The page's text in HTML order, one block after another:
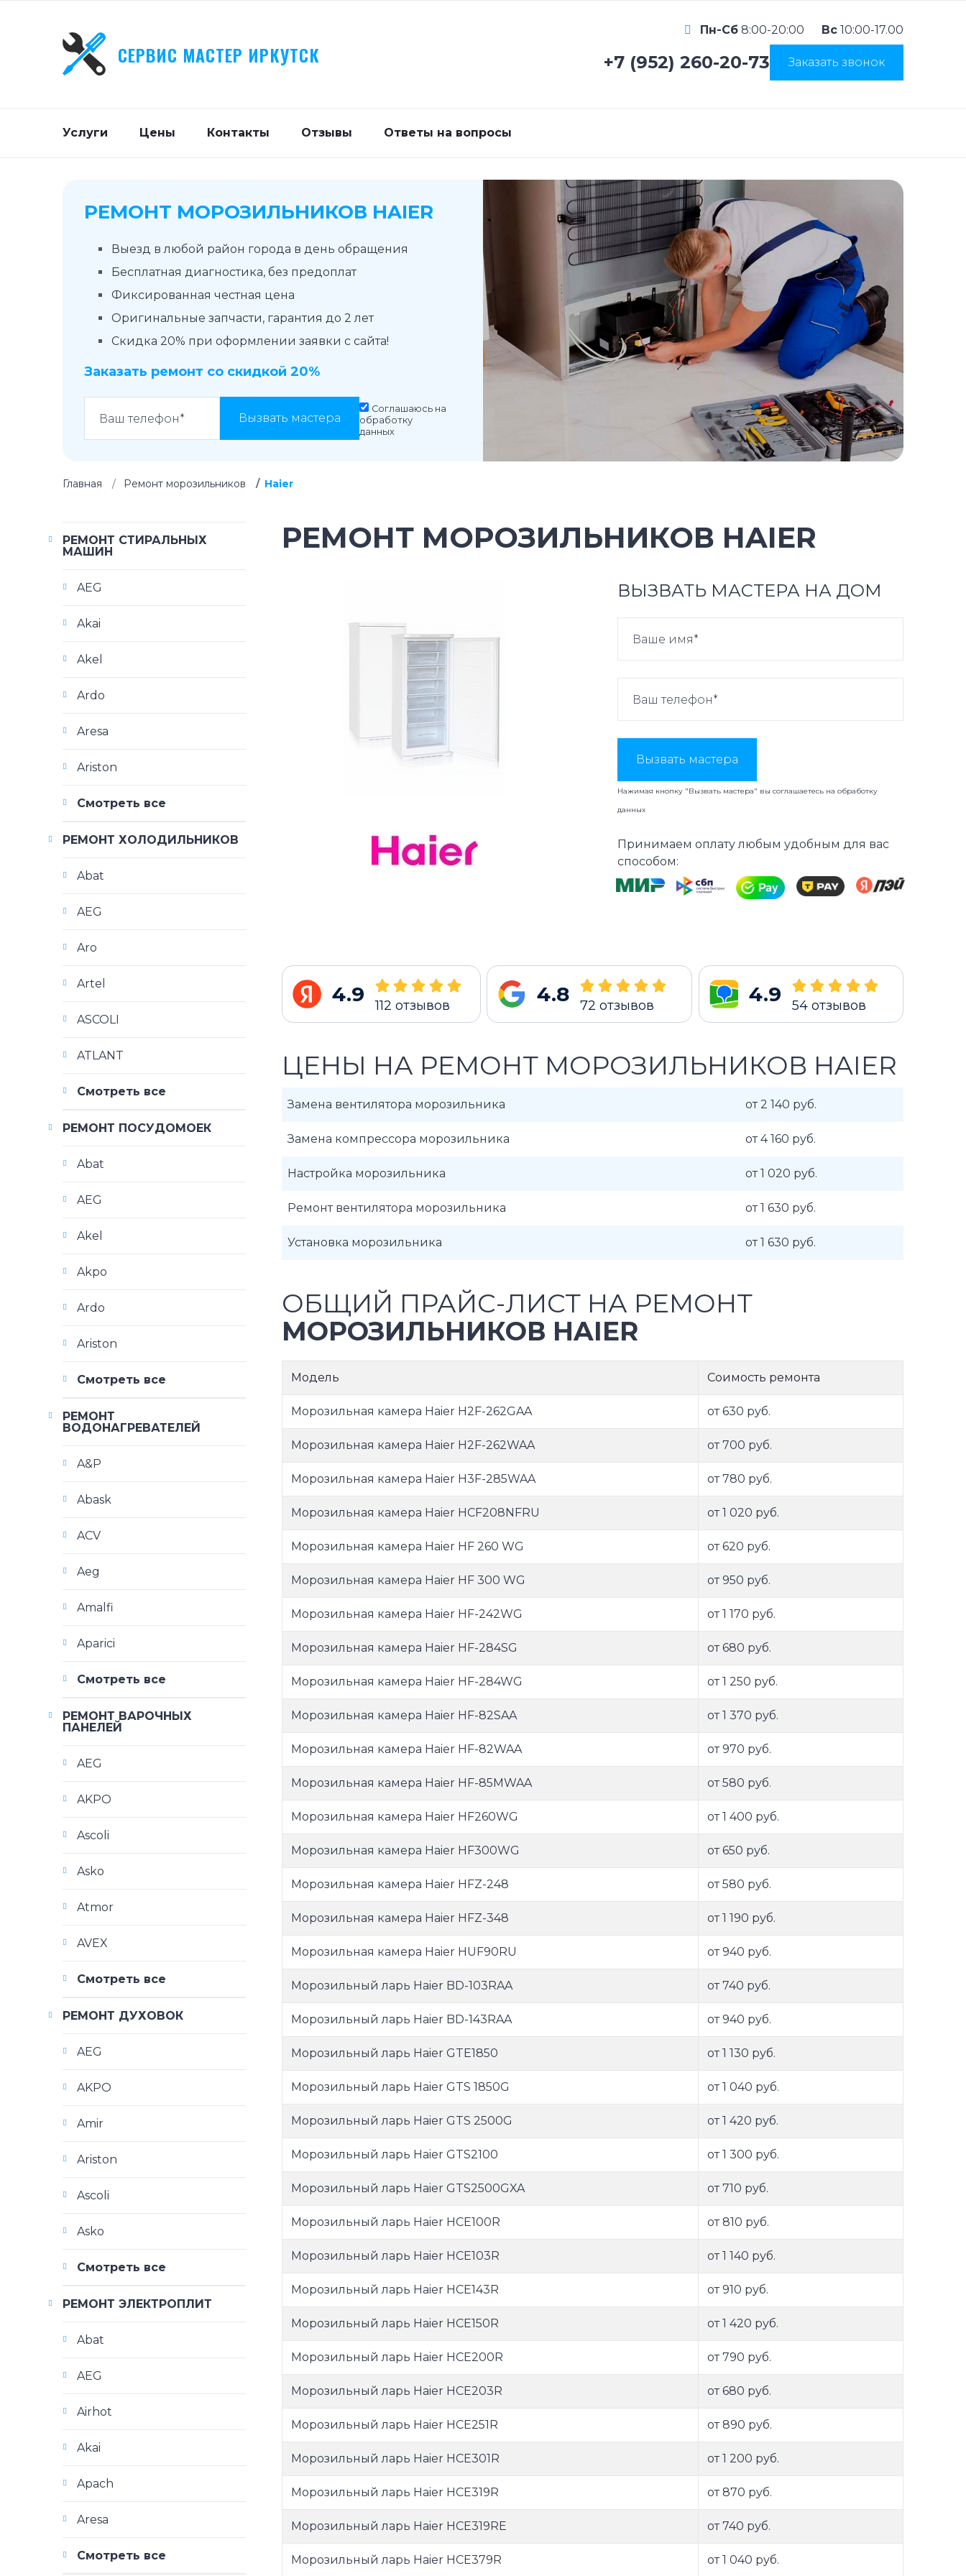
СЕРВИС МАСТЕР ИРКУТСК
Пн-Сб 8:00-20:00 Вс 10:00-17.00
+7 (952) 260-20-73 Заказать звонок
Услуги Цены Контакты Отзывы Ответы на вопросы
РЕМОНТ МОРОЗИЛЬНИКОВ HAIER
Выезд в любой район города в день обращения
Бесплатная диагностика, без предоплат
Фиксированная честная цена
Оригинальные запчасти, гарантия до 2 лет
Скидка 20% при оформлении заявки с сайта!
Заказать ремонт со скидкой 20%
Вызвать мастера
Соглашаюсь на
обработку
данных
Главная Ремонт морозильников Haier
РЕМОНТ МОРОЗИЛЬНИКОВ HAIER
ВЫЗВАТЬ МАСТЕРА НА ДОМ
Вызвать мастера
Нажимая кнопку "Вызвать мастера" вы соглашаетесь наобработку
данных
Принимаем оплату любым удобным для вас
способом:
4.9 112 отзывов 4.8 72 отзывов 4.9 54отзывов
ЦЕНЫ НА РЕМОНТ МОРОЗИЛЬНИКОВ HAIER
Замена вентилятора морозильника от 2 140 руб.
Замена компрессора морозильника от 4 160 руб.
Настройка морозильника от 1 020 руб.
Ремонт вентилятора морозильника от 1 630 руб.
Установка морозильника от 1 630 руб.
ОБЩИЙ ПРАЙС-ЛИСТ НА РЕМОНТ
МОРОЗИЛЬНИКОВ HAIER
Модель Соимость ремонта
Морозильная камера Haier H2F-262GAA от 630 руб.
Морозильная камера Haier H2F-262WAA от 700 руб.
Морозильная камера Haier H3F-285WAA от 780 руб.
Морозильная камера Haier HCF208NFRU от 1 020 руб.
Морозильная камера Haier HF 260 WG от 620 руб.
Морозильная камера Haier HF 300 WG от 950 руб.
Морозильная камера Haier HF-242WG от 1 170 руб.
Морозильная камера Haier HF-284SG от 680 руб.
Морозильная камера Haier HF-284WG от 1 250 руб.
Морозильная камера Haier HF-82SAA от 1 370 руб.
Морозильная камера Haier HF-82WAA от 970 руб.
Морозильная камера Haier HF-85MWAA от 580 руб.
Морозильная камера Haier HF260WG от 1 400 руб.
Морозильная камера Haier HF300WG от 650 руб.
Морозильная камера Haier HFZ-248 от 580 руб.
Морозильная камера Haier HFZ-348 от 1 190 руб.
Морозильная камера Haier HUF90RU от 940 руб.
Морозильный ларь Haier BD-103RAA от 740 руб.
Морозильный ларь Haier BD-143RAA от 940 руб.
Морозильный ларь Haier GTE1850 от 1 130 руб.
Морозильный ларь Haier GTS 1850G от 1 040 руб.
Морозильный ларь Haier GTS 2500G от 1 420 руб.
Морозильный ларь Haier GTS2100 от 1 300 руб.
Морозильный ларь Haier GTS2500GXA от 710 руб.
Морозильный ларь Haier HCE100R от 810 руб.
Морозильный ларь Haier HCE103R от 1 140 руб.
Морозильный ларь Haier HCE143R от 910 руб.
Морозильный ларь Haier HCE150R от 1 420 руб.
Морозильный ларь Haier HCE200R от 790 руб.
Морозильный ларь Haier HCE203R от 680 руб.
Морозильный ларь Haier HCE251R от 890 руб.
Морозильный ларь Haier HCE301R от 1 200 руб.
Морозильный ларь Haier HCE319R от 870 руб.
Морозильный ларь Haier HCE319RE от 740 руб.
Морозильный ларь Haier HCE379R от 1 040 руб.
РЕМОНТ СТИРАЛЬНЫХ
МАШИН
AEG
Akai
Akel
Ardo
Aresa
Ariston
Смотреть все
РЕМОНТ ХОЛОДИЛЬНИКОВ
Abat
AEG
Aro
Artel
ASCOLI
ATLANT
Смотреть все
РЕМОНТ ПОСУДОМОЕК
Abat
AEG
Akel
Akpo
Ardo
Ariston
Смотреть все
РЕМОНТ
ВОДОНАГРЕВАТЕЛЕЙ
A&P
Abask
ACV
Aeg
Amalfi
Aparici
Смотреть все
РЕМОНТ ВАРОЧНЫХ
ПАНЕЛЕЙ
AEG
AKPO
Ascoli
Asko
Atmor
AVEX
Смотреть все
РЕМОНТ ДУХОВОК
AEG
AKPO
Amir
Ariston
Ascoli
Asko
Смотреть все
РЕМОНТ ЭЛЕКТРОПЛИТ
Abat
AEG
Airhot
Akai
Apach
Aresa
Смотреть все